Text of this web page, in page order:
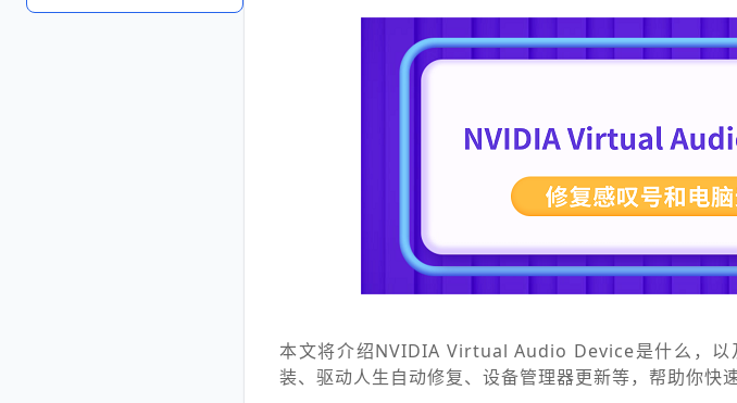
本文将介绍NVIDIA Virtual Audio Device是什么，以
装、驱动人生自动修复、设备管理器更新等，帮助你快